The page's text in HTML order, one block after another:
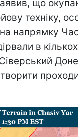
що
техніку,
напрямку
в